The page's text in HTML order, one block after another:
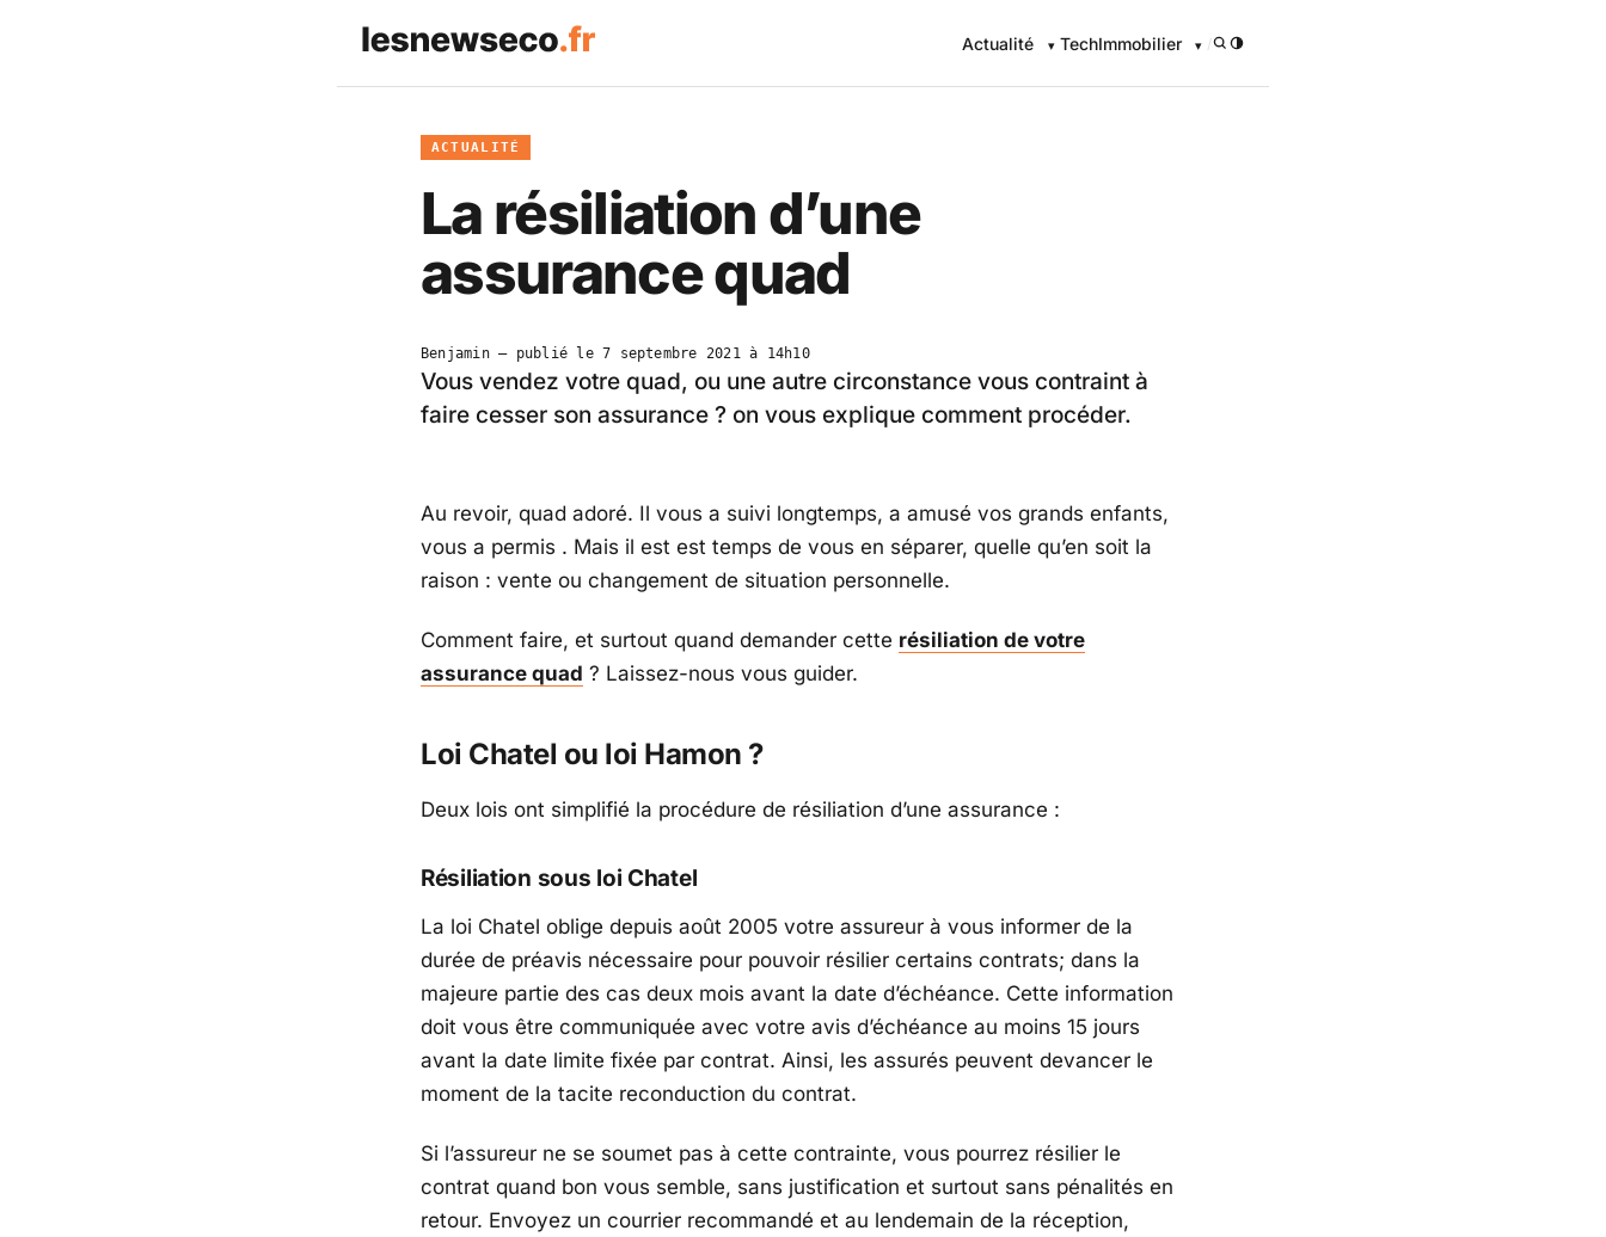
Actualité TechImmobilier /
ACTUALITÉ
La résiliation d’une
assurance quad
Benjamin— publié le7 septembre 2021 à 14h10
Vous vendez votre quad, ou une autre circonstance vous contraint à
faire cesser son assurance ? on vous explique comment procéder.
Au revoir, quad adoré. Il vous a suivi longtemps, a amusé vos grands enfants,
vous a permis . Mais il est est temps de vous en séparer, quelle qu’en soit la
raison : vente ou changement de situation personnelle.
Comment faire, et surtout quand demander cette résiliation de votre
assurance quad ? Laissez-nous vous guider.
Loi Chatel ou loi Hamon ?
Deux lois ont simplifié la procédure de résiliation d’une assurance :
Résiliation sous loi Chatel
La loi Chatel oblige depuis août 2005 votre assureur à vous informer de la
durée de préavis nécessaire pour pouvoir résilier certains contrats; dans la
majeure partie des cas deux mois avant la date d’échéance. Cette information
doit vous être communiquée avec votre avis d’échéance au moins 15 jours
avant la date limite fixée par contrat. Ainsi, les assurés peuvent devancer le
moment de la tacite reconduction du contrat.
Si l’assureur ne se soumet pas à cette contrainte, vous pourrez résilier le
contrat quand bon vous semble, sans justification et surtout sans pénalités en
retour. Envoyez un courrier recommandé et au lendemain de la réception,